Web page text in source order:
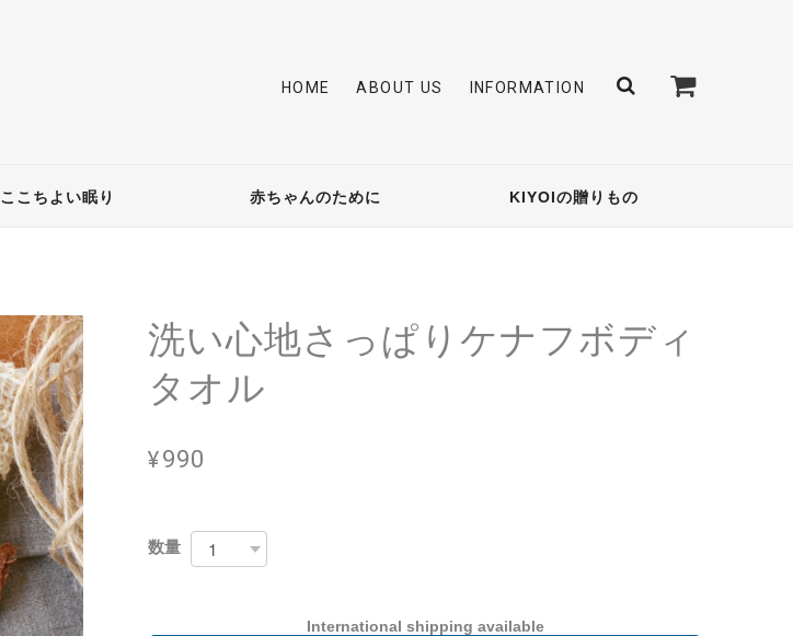
HOME ABOUT US INFORMATION
ここちよい眠り 赤ちゃんのために KIYOIの贈りもの
洗い心地さっぱりケナフボディ
タオル
¥990
数量
International shipping available